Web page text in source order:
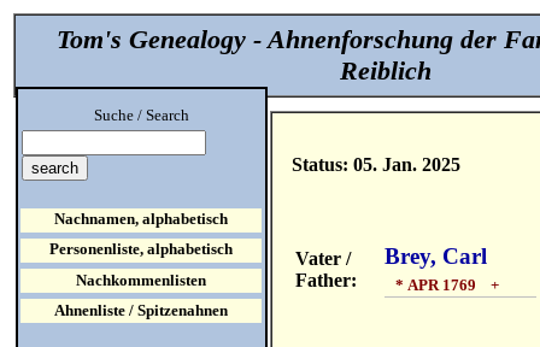
Tom's Genealogy - Ahnenforschung der
Reiblich
Status: 05. Jan. 2025
Vater /
Father:
Brey, Carl
* APR 1769 +
Suche / Search
Nachnamen, alphabetisch
Personenliste, alphabetisch
Nachkommenlisten
Ahnenliste / Spitzenahnen